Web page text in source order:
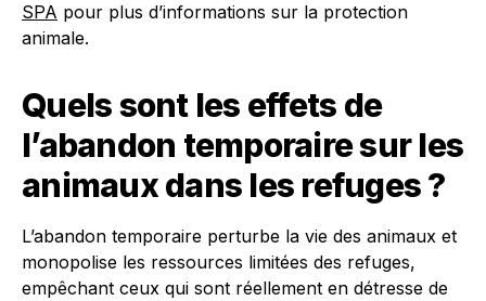
SPA pour plus d’informations sur la protection
animale.
Quels sont les effets de
l’abandon temporaire sur les
animaux dans les refuges ?
L’abandon temporaire perturbe la vie des animaux et
monopolise les ressources limitées des refuges,
empêchant ceux qui sont réellement en détresse de